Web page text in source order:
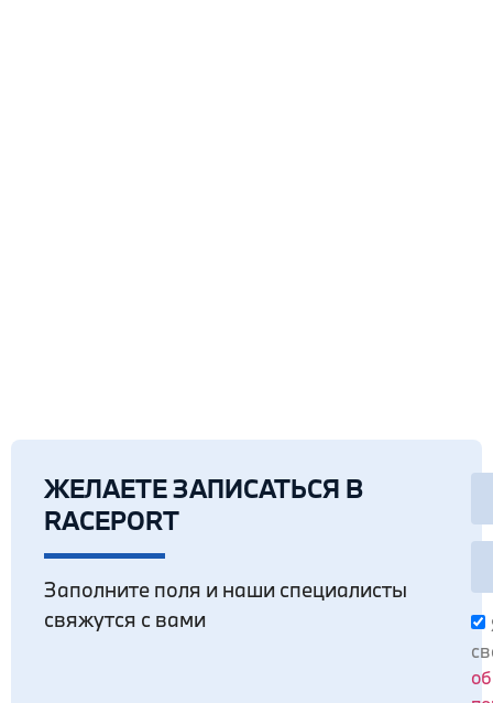
ЖЕЛАЕТЕ ЗАПИСАТЬСЯ В
RACEPORT
Заполните поля и наши специалисты
свяжутся с вами